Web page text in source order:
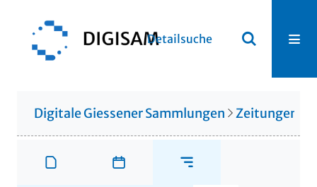
Detailsuche
Digitale Giessener Sammlungen Zeitungen